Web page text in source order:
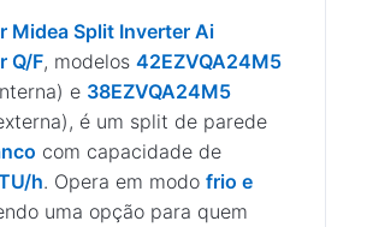
Midea Split Inverter Ai
Q/F, modelos 42EZVQA24M5
e 38EZVQA24M5
é um split de parede
com capacidade de
h. Opera em modo frio e
uma opção para quem